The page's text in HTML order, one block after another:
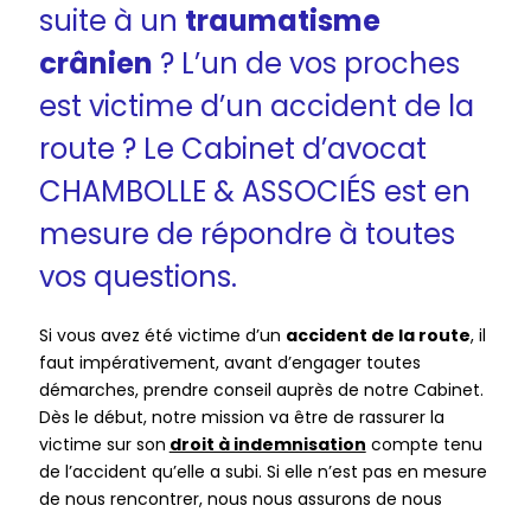
suite à un traumatisme
crânien ? L’un de vos proches
est victime d’un accident de la
route ? Le Cabinet d’avocat
CHAMBOLLE & ASSOCIÉS est en
mesure de répondre à toutes
vos questions.
Si vous avez été victime d’un accident de la route, il
faut impérativement, avant d’engager toutes
démarches, prendre conseil auprès de notre Cabinet.
Dès le début, notre mission va être de rassurer la
victime sur son droit à indemnisation compte tenu
de l’accident qu’elle a subi. Si elle n’est pas en mesure
de nous rencontrer, nous nous assurons de nous